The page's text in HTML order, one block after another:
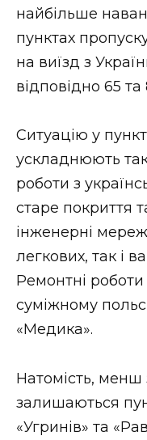
найбільше
пунктах
на виїзд з
відповідно 65 та
Ситуацію у
ускладнюють
роботи з
старе покриття
інженерні
легкових, так і
Ремонтні
суміжному
«Медика».
Натомість,
залишаються
«Угринів» та